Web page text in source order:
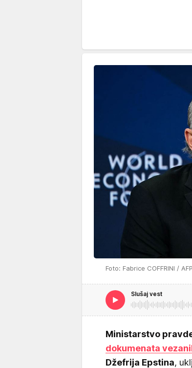
Foto: Fabrice COFFRINI /
Slušaj vest
Ministarstvo
dokumenata
Džefrija Epstina,